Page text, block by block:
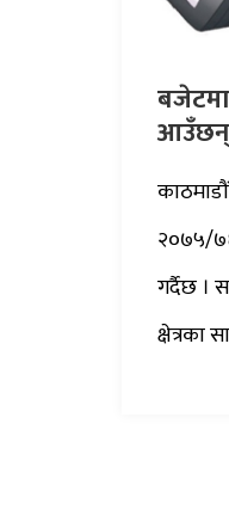
बजेटमा
२०७५/
गर्दैछ ।
क्षेत्रका